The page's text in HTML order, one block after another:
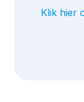
Klik hier